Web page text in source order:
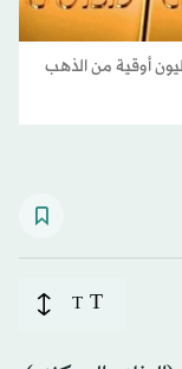
احتياطات الذهب في الصين إلى 74.96 مليون أوقية من الذهب
T
T